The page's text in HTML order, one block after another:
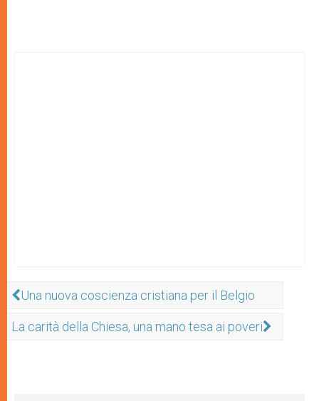
Una nuova coscienza cristiana per il Belgio
La carità della Chiesa, una mano tesa ai poveri